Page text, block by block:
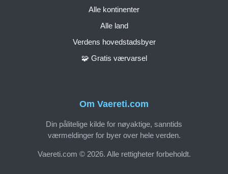
Om Vaereti.com
Din pålitelige kilde for nøyaktige, sanntids
værmeldinger for byer over hele verden.
Vaereti.com © 2026. Alle rettigheter forbeholdt.
Alle kontinenter
Alle land
Verdens hovedstadsbyer
🧩 Gratis værvarsel